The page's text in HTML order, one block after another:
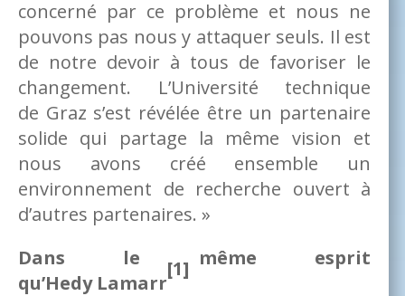
concerné par ce problème et nous ne
pouvons pas nous y attaquer seuls. Il est
de notre devoir à tous de favoriser le
changement. L’Université technique
de Graz s’est révélée être un partenaire
solide qui partage la même vision et
nous avons créé ensemble un
environnement de recherche ouvert à
d’autres partenaires. »
Dans le même esprit
qu’Hedy Lamarr
[1]